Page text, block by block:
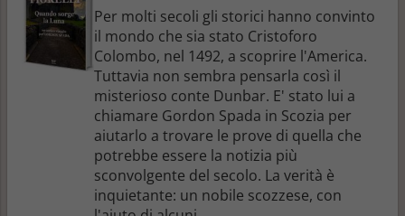
Per molti secoli gli storici hanno convinto
il mondo che sia stato Cristoforo
Colombo, nel 1492, a scoprire l'America.
Tuttavia non sembra pensarla così il
misterioso conte Dunbar. E' stato lui a
chiamare Gordon Spada in Scozia per
aiutarlo a trovare le prove di quella che
potrebbe essere la notizia più
sconvolgente del secolo. La verità è
inquietante: un nobile scozzese, con